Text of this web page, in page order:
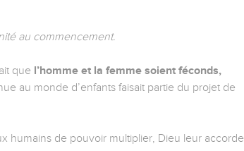
au commencement.
que l’homme et la femme soient féconds,
au monde d’enfants faisait partie du projet de
humains de pouvoir multiplier, Dieu leur accorde